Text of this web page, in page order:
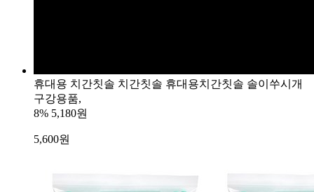
휴대용 치간칫솔 치간칫솔 휴대용치간칫솔 솔이쑤시개
구강용품,
8% 5,180원
5,600원